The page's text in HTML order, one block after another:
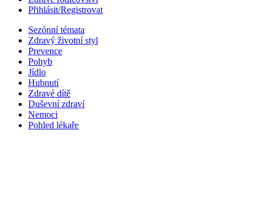
Přihlásit/Registrovat
Sezónní témata
Zdravý životní styl
Prevence
Pohyb
Jídlo
Hubnutí
Zdravé dítě
Duševní zdraví
Nemoci
Pohled lékaře